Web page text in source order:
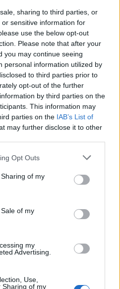
sharing to third parties, or
sensitive information for
use the below opt-out
Please note that after your
you may continue seeing
personal information utilized by
to third parties prior to
opt-out of the further
by third parties on the
This information may
parties on the IAB’s List of
may further disclose it to other
Opt Outs
of my
of my
my
Advertising.
Use,
Sharing of my
join AC Milan. 🇳🇴
February
Mateta deve fare i conti con la
. Come scriveSky Sports
all’operazione. Mateta gioca
il dolore partita per partita.
ed il tempo non è dalla
dire stare fuori diversi mesi,
e Deschamps potrebbe
stimano che potrebbe
per 3 o 4 mesi.